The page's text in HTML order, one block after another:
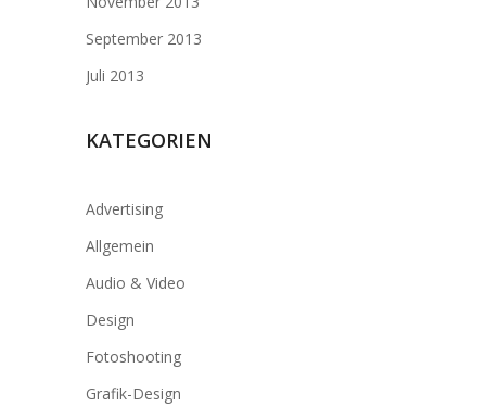
September 2013
Juli 2013
KATEGORIEN
Advertising
Allgemein
Audio & Video
Design
Fotoshooting
Grafik-Design